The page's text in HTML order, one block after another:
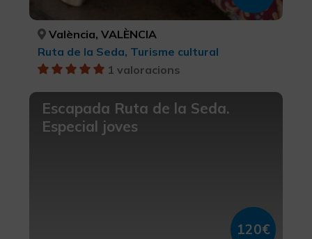
València, VALÈNCIA
Ruta de la Seda, Turisme cultural
1 valoracions
Escapada Ruta de la Seda.
Especial joves
120€